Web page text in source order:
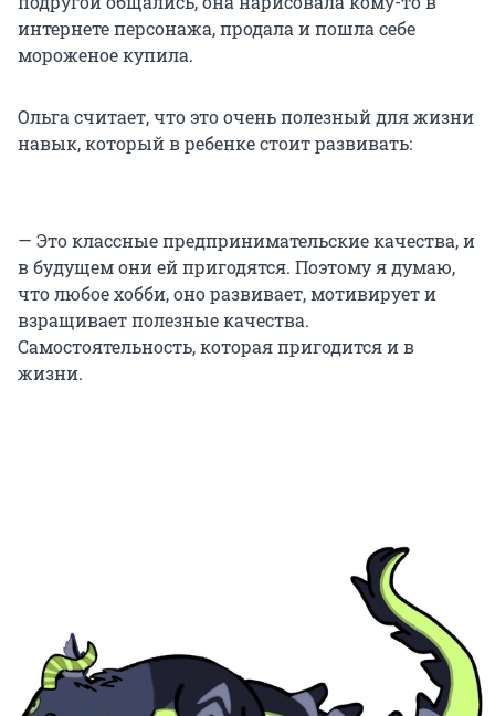
интернете персонажа, продала и пошла себе
мороженое купила.
Ольга считает, что это очень полезный для жизни
навык, который в ребенке стоит развивать:
— Это классные предпринимательские качества, и
в будущем они ей пригодятся. Поэтому я думаю,
что любое хобби, оно развивает, мотивирует и
взращивает полезные качества.
Самостоятельность, которая пригодится и в
жизни.